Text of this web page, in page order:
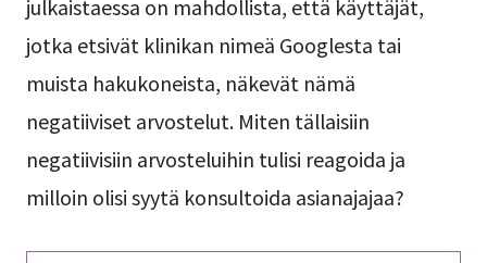
julkaistaessa on mahdollista, että käyttäjät,
jotka etsivät klinikan nimeä Googlesta tai
muista hakukoneista, näkevät nämä
negatiiviset arvostelut. Miten tällaisiin
negatiivisiin arvosteluihin tulisi reagoida ja
milloin olisi syytä konsultoida asianajajaa?